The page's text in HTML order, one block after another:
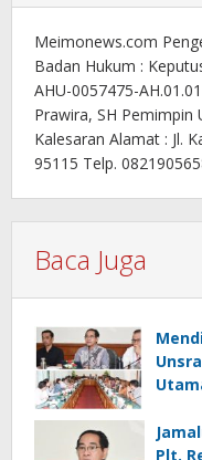
Meimonews.com
Badan Hukum :
AHU-0057475-
Prawira, SH Pemimpin
Kalesaran Alamat : Jl.
95115 Telp.
Baca Juga
Plt.